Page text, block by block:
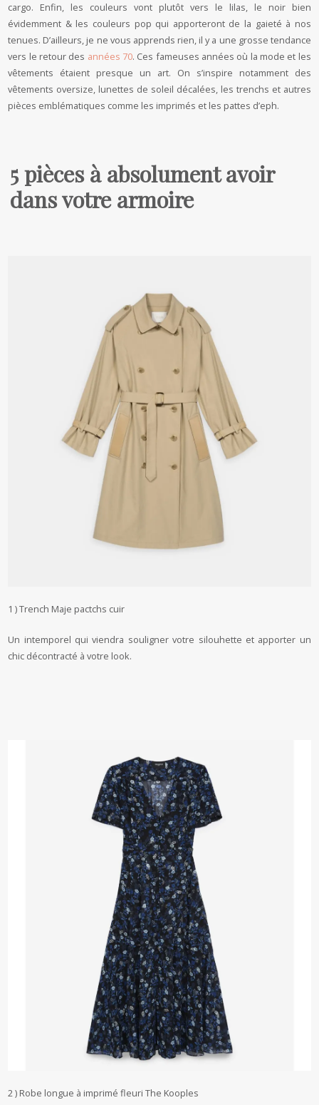
cargo. Enfin, les couleurs vont plutôt vers le lilas, le noir bien
évidemment & les couleurs pop qui apporteront de la gaieté à nos
tenues. D’ailleurs, je ne vous apprends rien, il y a une grosse tendance
vers le retour des années 70. Ces fameuses années où la mode et les
vêtements étaient presque un art. On s’inspire notamment des
vêtements oversize, lunettes de soleil décalées, les trenchs et autres
pièces emblématiques comme les imprimés et les pattes d’eph.
5 pièces à absolument avoir
dans votre armoire
1 ) Trench Maje pactchs cuir
Un intemporel qui viendra souligner votre silouhette et apporter un
chic décontracté à votre look.
2 ) Robe longue à imprimé fleuri The Kooples